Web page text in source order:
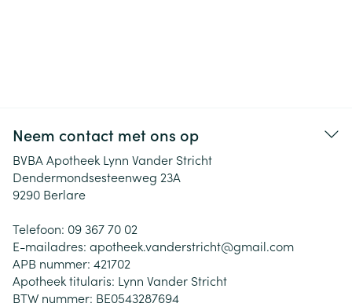
Neem contact met ons op
BVBA Apotheek Lynn Vander Stricht
Dendermondsesteenweg 23A
9290 Berlare
Telefoon: 09 367 70 02
E-mailadres: apotheek.vanderstricht@gmail.com
APB nummer: 421702
Apotheek titularis: Lynn Vander Stricht
BTW nummer: BE0543287694